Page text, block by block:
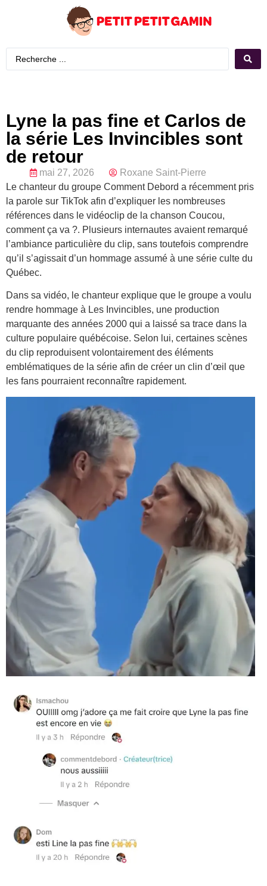
Lyne la pas fine et Carlos de
la série Les Invincibles sont
de retour
mai 27, 2026
Roxane Saint-Pierre
Le chanteur du groupe Comment Debord a récemment pris
la parole sur TikTok afin d’expliquer les nombreuses
références dans le vidéoclip de la chanson Coucou,
comment ça va ?. Plusieurs internautes avaient remarqué
l’ambiance particulière du clip, sans toutefois comprendre
qu’il s’agissait d’un hommage assumé à une série culte du
Québec.
Dans sa vidéo, le chanteur explique que le groupe a voulu
rendre hommage à Les Invincibles, une production
marquante des années 2000 qui a laissé sa trace dans la
culture populaire québécoise. Selon lui, certaines scènes
du clip reproduisent volontairement des éléments
emblématiques de la série afin de créer un clin d’œil que
les fans pourraient reconnaître rapidement.